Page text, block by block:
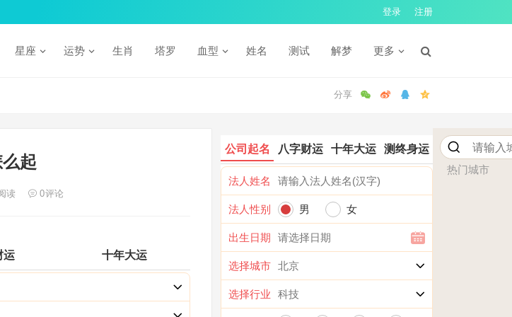
登录 注册
星座 运势 生肖 塔罗 血型 姓名 测试 解梦 更多
起
读 0评论
运 十年大运
公司起名 八字财运 十年大运 测终身运
法人姓名
法人性别 男 女
出生日期
选择城市
选择行业
热门城市